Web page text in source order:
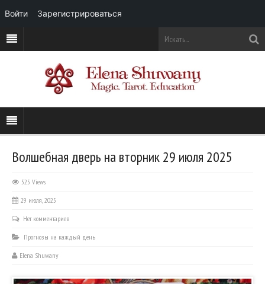
Волшебная дверь на вторник 29 июля 2025
525 Views
29 июля, 2025
Нет комментариев
Прогнозы на каждый день
Elena Shuwany
Войти Зарегистрироваться